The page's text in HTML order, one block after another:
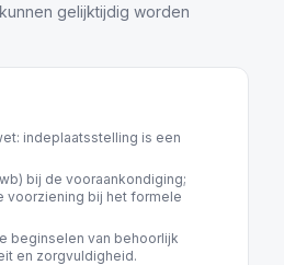
gelijktijdig worden
indeplaatsstelling is een
bij de vooraankondiging;
voorziening bij het formele
beginselen van behoorlijk
en zorgvuldigheid.